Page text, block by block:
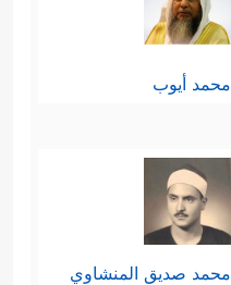
محمد أيوب
محمد صديق المنشاوي